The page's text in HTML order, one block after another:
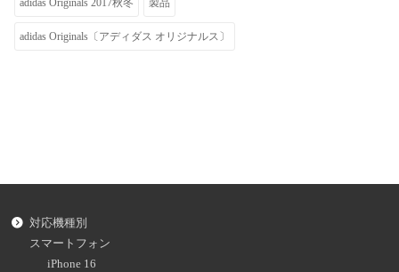
adidas Originals 2017秋冬 製品
adidas Originals〔アディダス オリジナルス〕
対応機種別
スマートフォン
iPhone 16